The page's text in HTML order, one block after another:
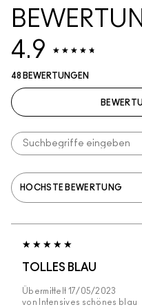
4.9
48 BEWERTUNGEN
TOLLES BLAU
Übermittelt 17/05/2023
von
Intensives schönes blau